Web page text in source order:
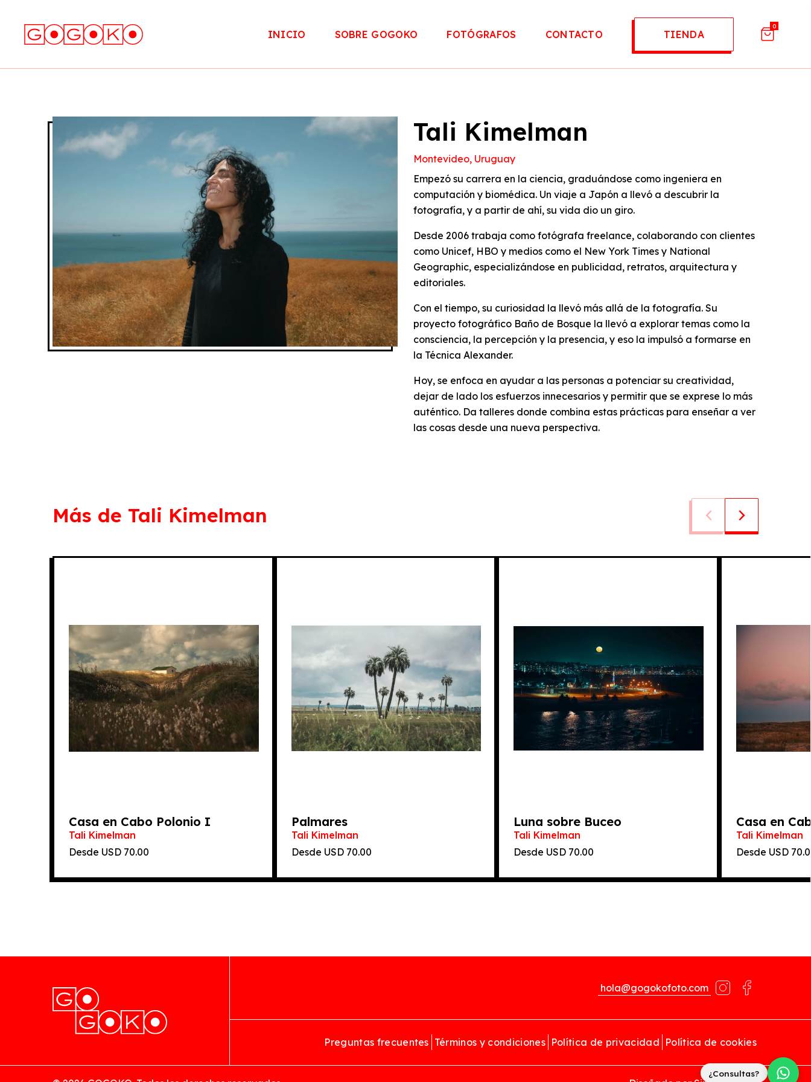
INICIO SOBRE GOGOKO FOTÓGRAFOS CONTACTO TIENDA
0
Tali Kimelman
Montevideo, Uruguay
Empezó su carrera en la ciencia, graduándose como ingeniera en
computación y biomédica. Un viaje a Japón a llevó a descubrir la
fotografía, y a partir de ahí, su vida dio un giro.
Desde 2006 trabaja como fotógrafa freelance, colaborando con clientes
como Unicef, HBO y medios como el New York Times y National
Geographic, especializándose en publicidad, retratos, arquitectura y
editoriales.
Con el tiempo, su curiosidad la llevó más allá de la fotografía. Su
proyecto fotográfico Baño de Bosque la llevó a explorar temas como la
consciencia, la percepción y la presencia, y eso la impulsó a formarse en
la Técnica Alexander.
Hoy, se enfoca en ayudar a las personas a potenciar su creatividad,
dejar de lado los esfuerzos innecesarios y permitir que se exprese lo más
auténtico. Da talleres donde combina estas prácticas para enseñar a ver
las cosas desde una nueva perspectiva.
Más de Tali Kimelman
Casa en Cabo Polonio I
Tali Kimelman
Desde
70.00
Palmares
Tali Kimelman
Desde
70.00
Luna sobre Buceo
Tali Kimelman
Desde
70.00
Casa en
Tali Kimelman
Desde
hola@gogokofoto.com
Preguntas frecuentes Términos y condiciones Política de privacidad Política de cookies
¿Consultas?